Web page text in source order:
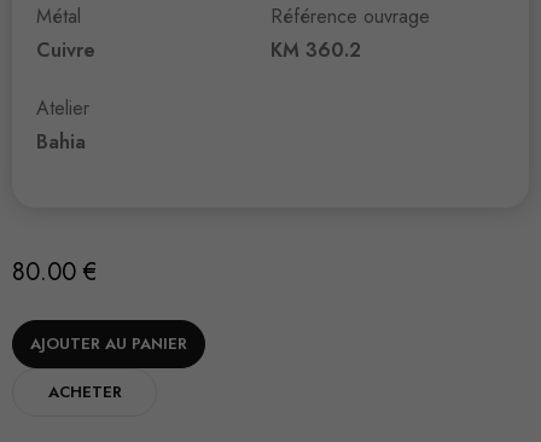
Métal
Cuivre
Atelier
Bahia
Référence ouvrage
KM 360.2
80.00 €
AJOUTER AU PANIER
ACHETER